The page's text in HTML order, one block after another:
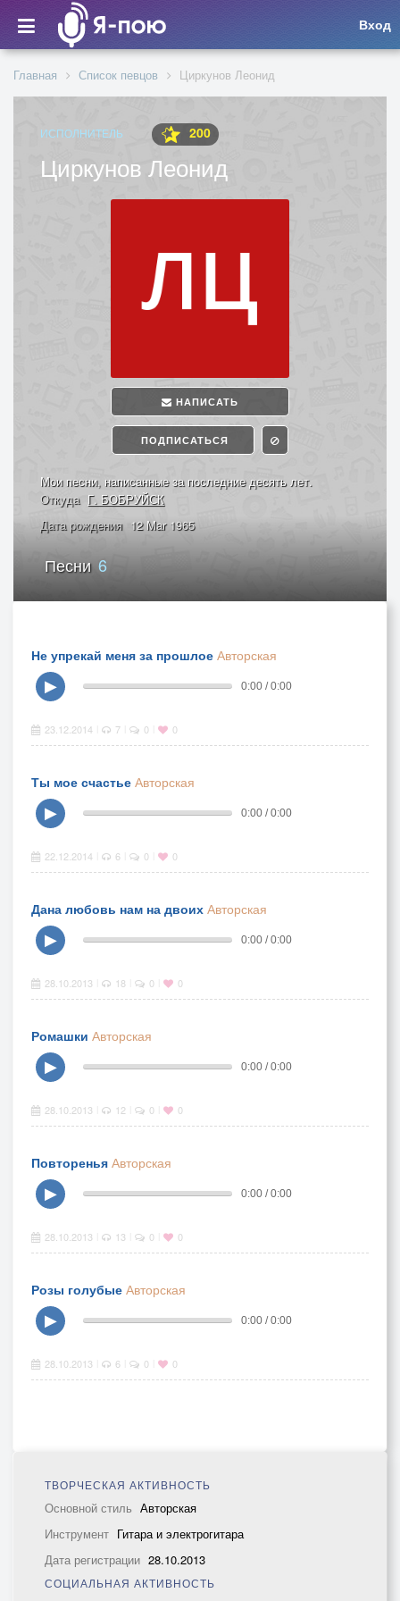
Вход
Главная Список певцов Циркунов Леонид
ИСПОЛНИТЕЛЬ 200
Циркунов Леонид
НАПИСАТЬ
ПОДПИСАТЬСЯ
Мои песни, написанные за последние десять лет.
Откуда Г. БОБРУЙСК
Дата рождения 12 Mar 1965
Песни6
Не упрекай меня за прошлое Авторская
▶
0:00 / 0:00
23.12.2014 7 0 0
Ты мое счастье Авторская
▶
0:00 / 0:00
22.12.2014 6 0 0
Дана любовь нам на двоих Авторская
▶
0:00 / 0:00
28.10.2013 18 0 0
Ромашки Авторская
▶
0:00 / 0:00
28.10.2013 12 0 0
Повторенья Авторская
▶
0:00 / 0:00
28.10.2013 13 0 0
Розы голубые Авторская
▶
0:00 / 0:00
28.10.2013 6 0 0
ТВОРЧЕСКАЯ АКТИВНОСТЬ
Основной стиль Авторская
Инструмент Гитара и электрогитара
Дата регистрации 28.10.2013
СОЦИАЛЬНАЯ АКТИВНОСТЬ